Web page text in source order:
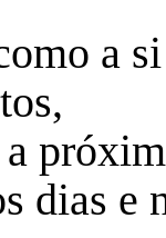
a
dias e